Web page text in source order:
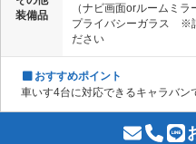
装備品
（ナビ画面orルームミ
プライバシーガラス ※
ださい
おすすめポイント
車いす4台に対応できるキャラバン